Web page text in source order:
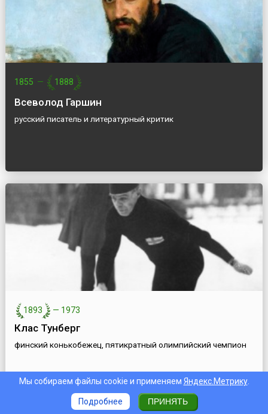
1855 — 1888
Всеволод Гаршин
русский писатель и литературный критик
1893 — 1973
Клас Тунберг
финский конькобежец, пятикратный олимпийский чемпион
Мы собираем файлы cookie и применяем Яндекс.Метрику.
Подробнее ПРИНЯТЬ